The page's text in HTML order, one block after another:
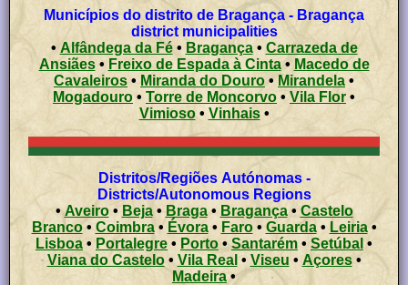
Municípios do distrito de Bragança - Bragança
district municipalities
• Alfândega da Fé• Bragança• Carrazeda de
Ansiães• Freixo de Espada à Cinta• Macedo de
Cavaleiros • Miranda do Douro •Mirandela •
Mogadouro • Torre de Moncorvo •Vila Flor •
Vimioso• Vinhais•
Distritos/Regiões Autónomas -
Districts/Autonomous Regions
•Aveiro• Beja• Braga• Bragança• Castelo
Branco• Coimbra• Évora• Faro• Guarda• Leiria•
Lisboa • Portalegre • Porto •Santarém • Setúbal •
Viana do Castelo• Vila Real • Viseu • Açores •
Madeira •